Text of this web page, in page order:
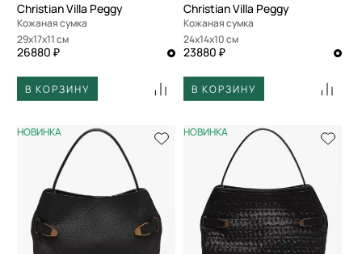
Christian Villa Peggy
Кожаная сумка
29x17x11 см
26880 ₽
В КОРЗИНУ
Christian Villa Peggy
Кожаная сумка
24x14x10 см
23880 ₽
В КОРЗИНУ
НОВИНКА НОВИНКА